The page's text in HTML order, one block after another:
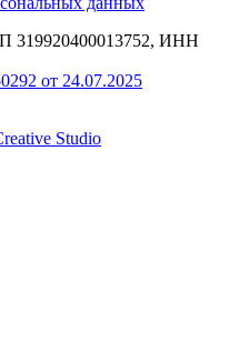
319920400013752, ИНН
от 24.07.2025
Studio